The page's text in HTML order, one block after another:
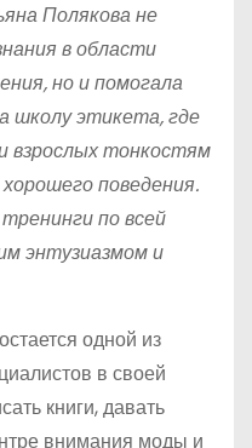
Полякова не
в области
но и помогала
школу этикета, где
взрослых тонкостям
поведения.
по всей
энтузиазмом и
одной из
в своей
книги, давать
внимания моды и